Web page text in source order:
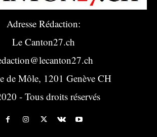
Adresse Rédaction:
Le Canton27.ch
de Môle, 1201 Genève CH
- Tous droits réservés